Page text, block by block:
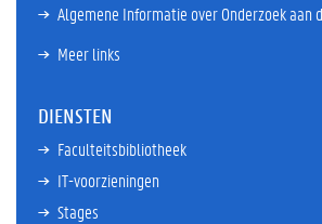
Algemene Informatie over Onderzoek aan
Meer links
DIENSTEN
Faculteitsbibliotheek
IT-voorzieningen
Stages